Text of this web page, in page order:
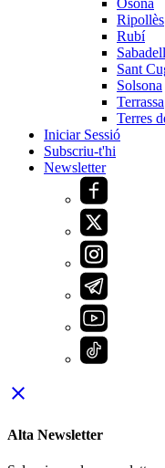
Ripollès
Rubí
Sabadell
Sant
Solsona
Terrassa
Terres
Iniciar Sessió
Subscriu-t'hi
Newsletter
close
Alta Newsletter